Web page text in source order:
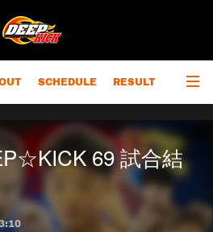
SCHEDULE RESULT
CHAMPIONS OUTLINE
69 試合結